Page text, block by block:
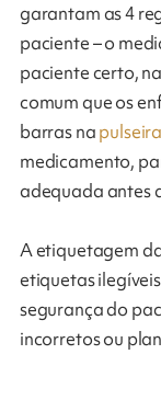
garantam as 4
paciente – o
paciente certo,
comum que os
barras na
medicamento,
adequada antes
A etiquetagem
etiquetas
segurança do
incorretos ou